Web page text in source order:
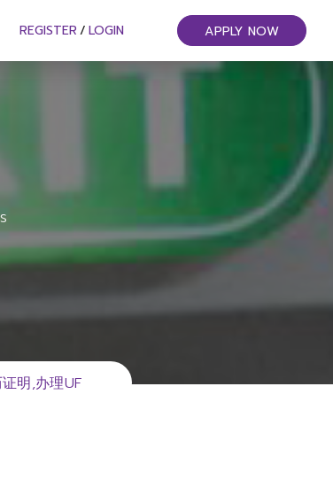
REGISTER / LOGIN APPLY NOW
明,办理UF